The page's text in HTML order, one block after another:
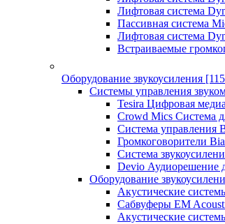
Лифтовая система
Пассивная система
Лифтовая система
Встраиваемые
Оборудование звукоусиления
Системы управления
Tesira Цифровая
Crowd Mics Система
Система управления
Громкоговорители
Система
Devio Аудиорешение
Оборудование
Акустические
Сабвуферы EM
Акустические